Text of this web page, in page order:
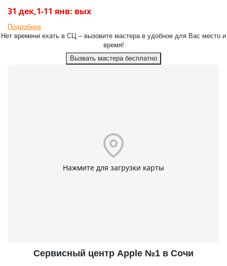
31 дек,1-11 янв: вых
Подробнее
Нет времени ехать в СЦ – вызовите мастера в удобное для Вас место и
время!
Вызвать мастера бесплатно
Нажмите для загрузки карты
Сервисный центр Apple №1 в Сочи